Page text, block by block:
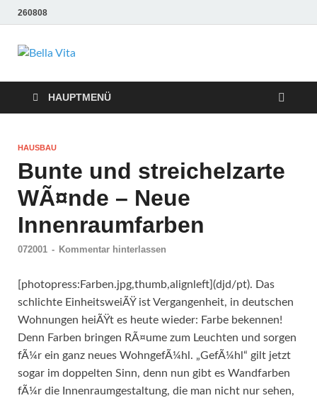
260808
Bella Vita
Wellness Fitness
Tipps
HAUPTMENÜ
HAUSBAU
Bunte und streichelzarte
WÃ¤nde – Neue
Innenraumfarben
072001 - Kommentar hinterlassen
[photopress:Farben.jpg,thumb,alignleft](djd/pt). Das
schlichte EinheitsweiÃŸ ist Vergangenheit, in deutschen
Wohnungen heiÃŸt es heute wieder: Farbe bekennen!
Denn Farben bringen RÃ¤ume zum Leuchten und sorgen
fÃ¼r ein ganz neues WohngefÃ¼hl. „GefÃ¼hl“ gilt jetzt
sogar im doppelten Sinn, denn nun gibt es Wandfarben
fÃ¼r die Innenraumgestaltung, die man nicht nur sehen,